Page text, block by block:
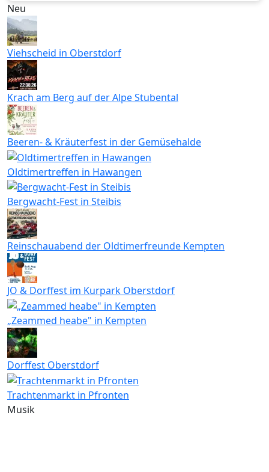
Neu
Viehscheid in Oberstdorf
Krach am Berg auf der Alpe Stubental
Beeren- & Kräuterfest in der Gemüsehalde
Oldtimertreffen in Hawangen
Bergwacht-Fest in Steibis
Reinschauabend der Oldtimerfreunde Kempten
JO & Dorffest im Kurpark Oberstdorf
„Zeammed heabe" in Kempten
Dorffest Oberstdorf
Trachtenmarkt in Pfronten
Musik